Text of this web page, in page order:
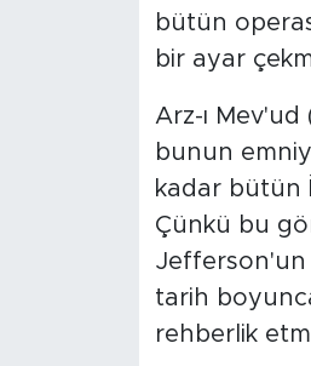
bütün
bir ayar
Arz-ı
bunun
kadar bütün
Çünkü bu
Jefferson'un
tarih
rehberlik